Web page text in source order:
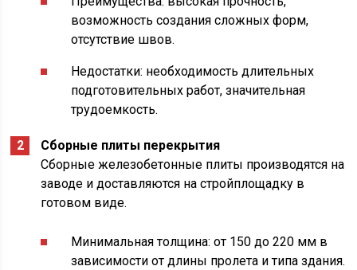
возможность создания сложных форм,
отсутствие швов.
Недостатки: необходимость длительных
подготовительных работ, значительная
трудоемкость.
Сборные плиты перекрытия
Сборные железобетонные плиты производятся на
заводе и доставляются на стройплощадку в
готовом виде.
Минимальная толщина: от 150 до 220 мм в
зависимости от длины пролета и типа здания.